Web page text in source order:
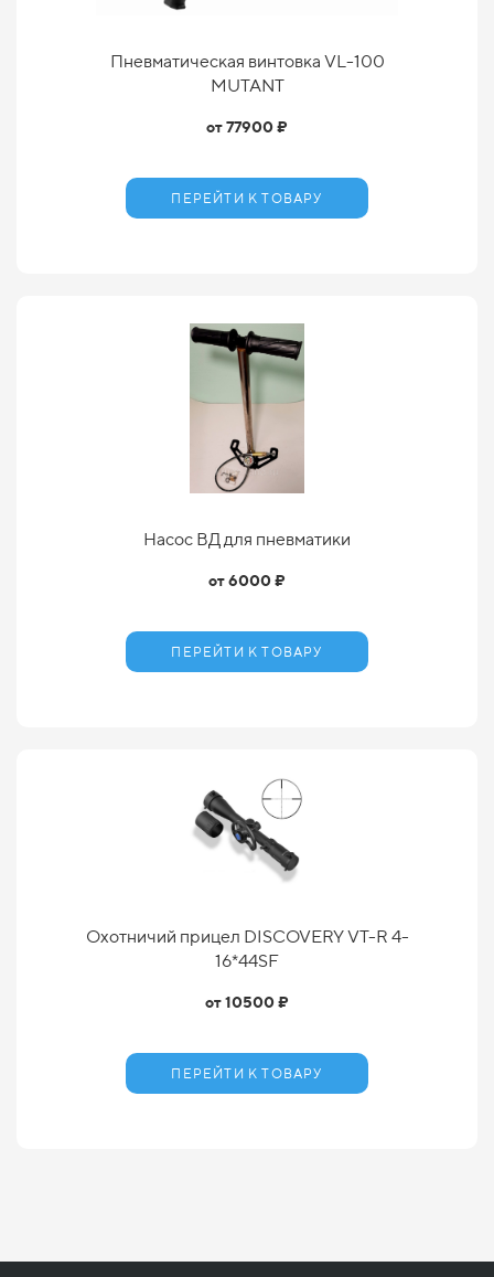
Пневматическая винтовка VL-100
MUTANT
от 77900 ₽
ПЕРЕЙТИ К ТОВАРУ
Насос ВД для пневматики
от 6000 ₽
ПЕРЕЙТИ К ТОВАРУ
Охотничий прицел DISCOVERY VT-R 4-
16*44SF
от 10500 ₽
ПЕРЕЙТИ К ТОВАРУ